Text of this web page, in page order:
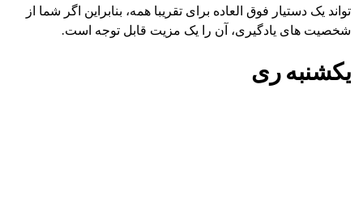
تواند یک دستیار فوق العاده برای تقریبا همه، بنابراین اگر شما از
شخصیت های یادگیری، آن را یک مزیت قابل توجه است.
یکشنبه ری